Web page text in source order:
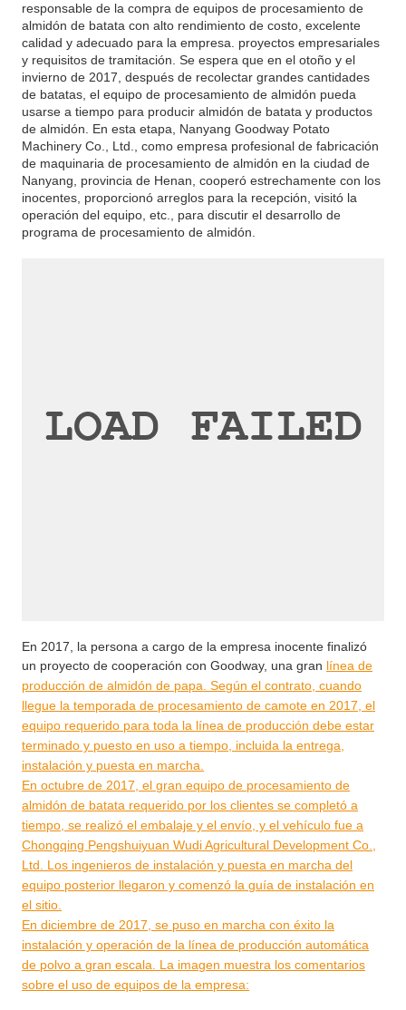
responsable de la compra de equipos de procesamiento de
almidón de batata con alto rendimiento de costo, excelente
calidad y adecuado para la empresa. proyectos empresariales
y requisitos de tramitación. Se espera que en el otoño y el
invierno de 2017, después de recolectar grandes cantidades
de batatas, el equipo de procesamiento de almidón pueda
usarse a tiempo para producir almidón de batata y productos
de almidón. En esta etapa, Nanyang Goodway Potato
Machinery Co., Ltd., como empresa profesional de fabricación
de maquinaria de procesamiento de almidón en la ciudad de
Nanyang, provincia de Henan, cooperó estrechamente con los
inocentes, proporcionó arreglos para la recepción, visitó la
operación del equipo, etc., para discutir el desarrollo de
programa de procesamiento de almidón.
En 2017, la persona a cargo de la empresa inocente finalizó
un proyecto de cooperación con Goodway, una gran línea de
producción de almidón de papa . Según el contrato, cuando
llegue la temporada de procesamiento de camote en 2017, el
equipo requerido para toda la línea de producción debe estar
terminado y puesto en uso a tiempo, incluida la entrega,
instalación y puesta en marcha.
En octubre de 2017, el gran equipo de procesamiento de
almidón de batata requerido por los clientes se completó a
tiempo, se realizó el embalaje y el envío, y el vehículo fue a
Chongqing Pengshuiyuan Wudi Agricultural Development Co.,
Ltd. Los ingenieros de instalación y puesta en marcha del
equipo posterior llegaron y comenzó la guía de instalación en
el sitio.
En diciembre de 2017, se puso en marcha con éxito la
instalación y operación de la línea de producción automática
de polvo a gran escala. La imagen muestra los comentarios
sobre el uso de equipos de la empresa: